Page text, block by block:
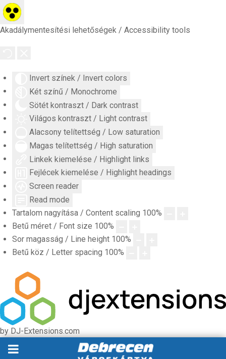
Akadálymentesítési lehetőségek / Accessibility tools
Invert színek / Invert colors
Két színű / Monochrome
Sötét kontraszt / Dark contrast
Világos kontraszt / Light contrast
Alacsony telítettség / Low saturation
Magas telítettség / High saturation
Linkek kiemelése / Highlight links
Fejlécek kiemelése / Highlight headings
Screen reader
Read mode
Tartalom nagyítása / Content scaling 100%
Betű méret / Font size 100%
Sor magasság / Line height 100%
Betű köz / Letter spacing 100%
by DJ-Extensions.com